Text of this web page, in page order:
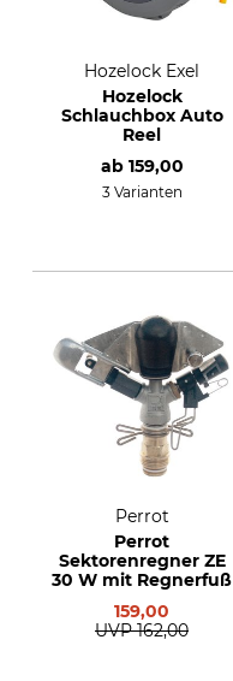
Hozelock Exel
Hozelock
Schlauchbox Auto
Reel
ab 159,00
3 Varianten
Perrot
Perrot
Sektorenregner ZE
30 W mit Regnerfuß
159,00
UVP 162,00